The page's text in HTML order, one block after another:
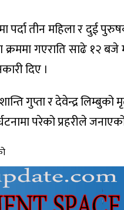
पर्दा तीन महिला र दुई
क्रममा गएराति साढे १२
दिए ।
गुप्ता र देवेन्द्र
परेको प्रहरीले